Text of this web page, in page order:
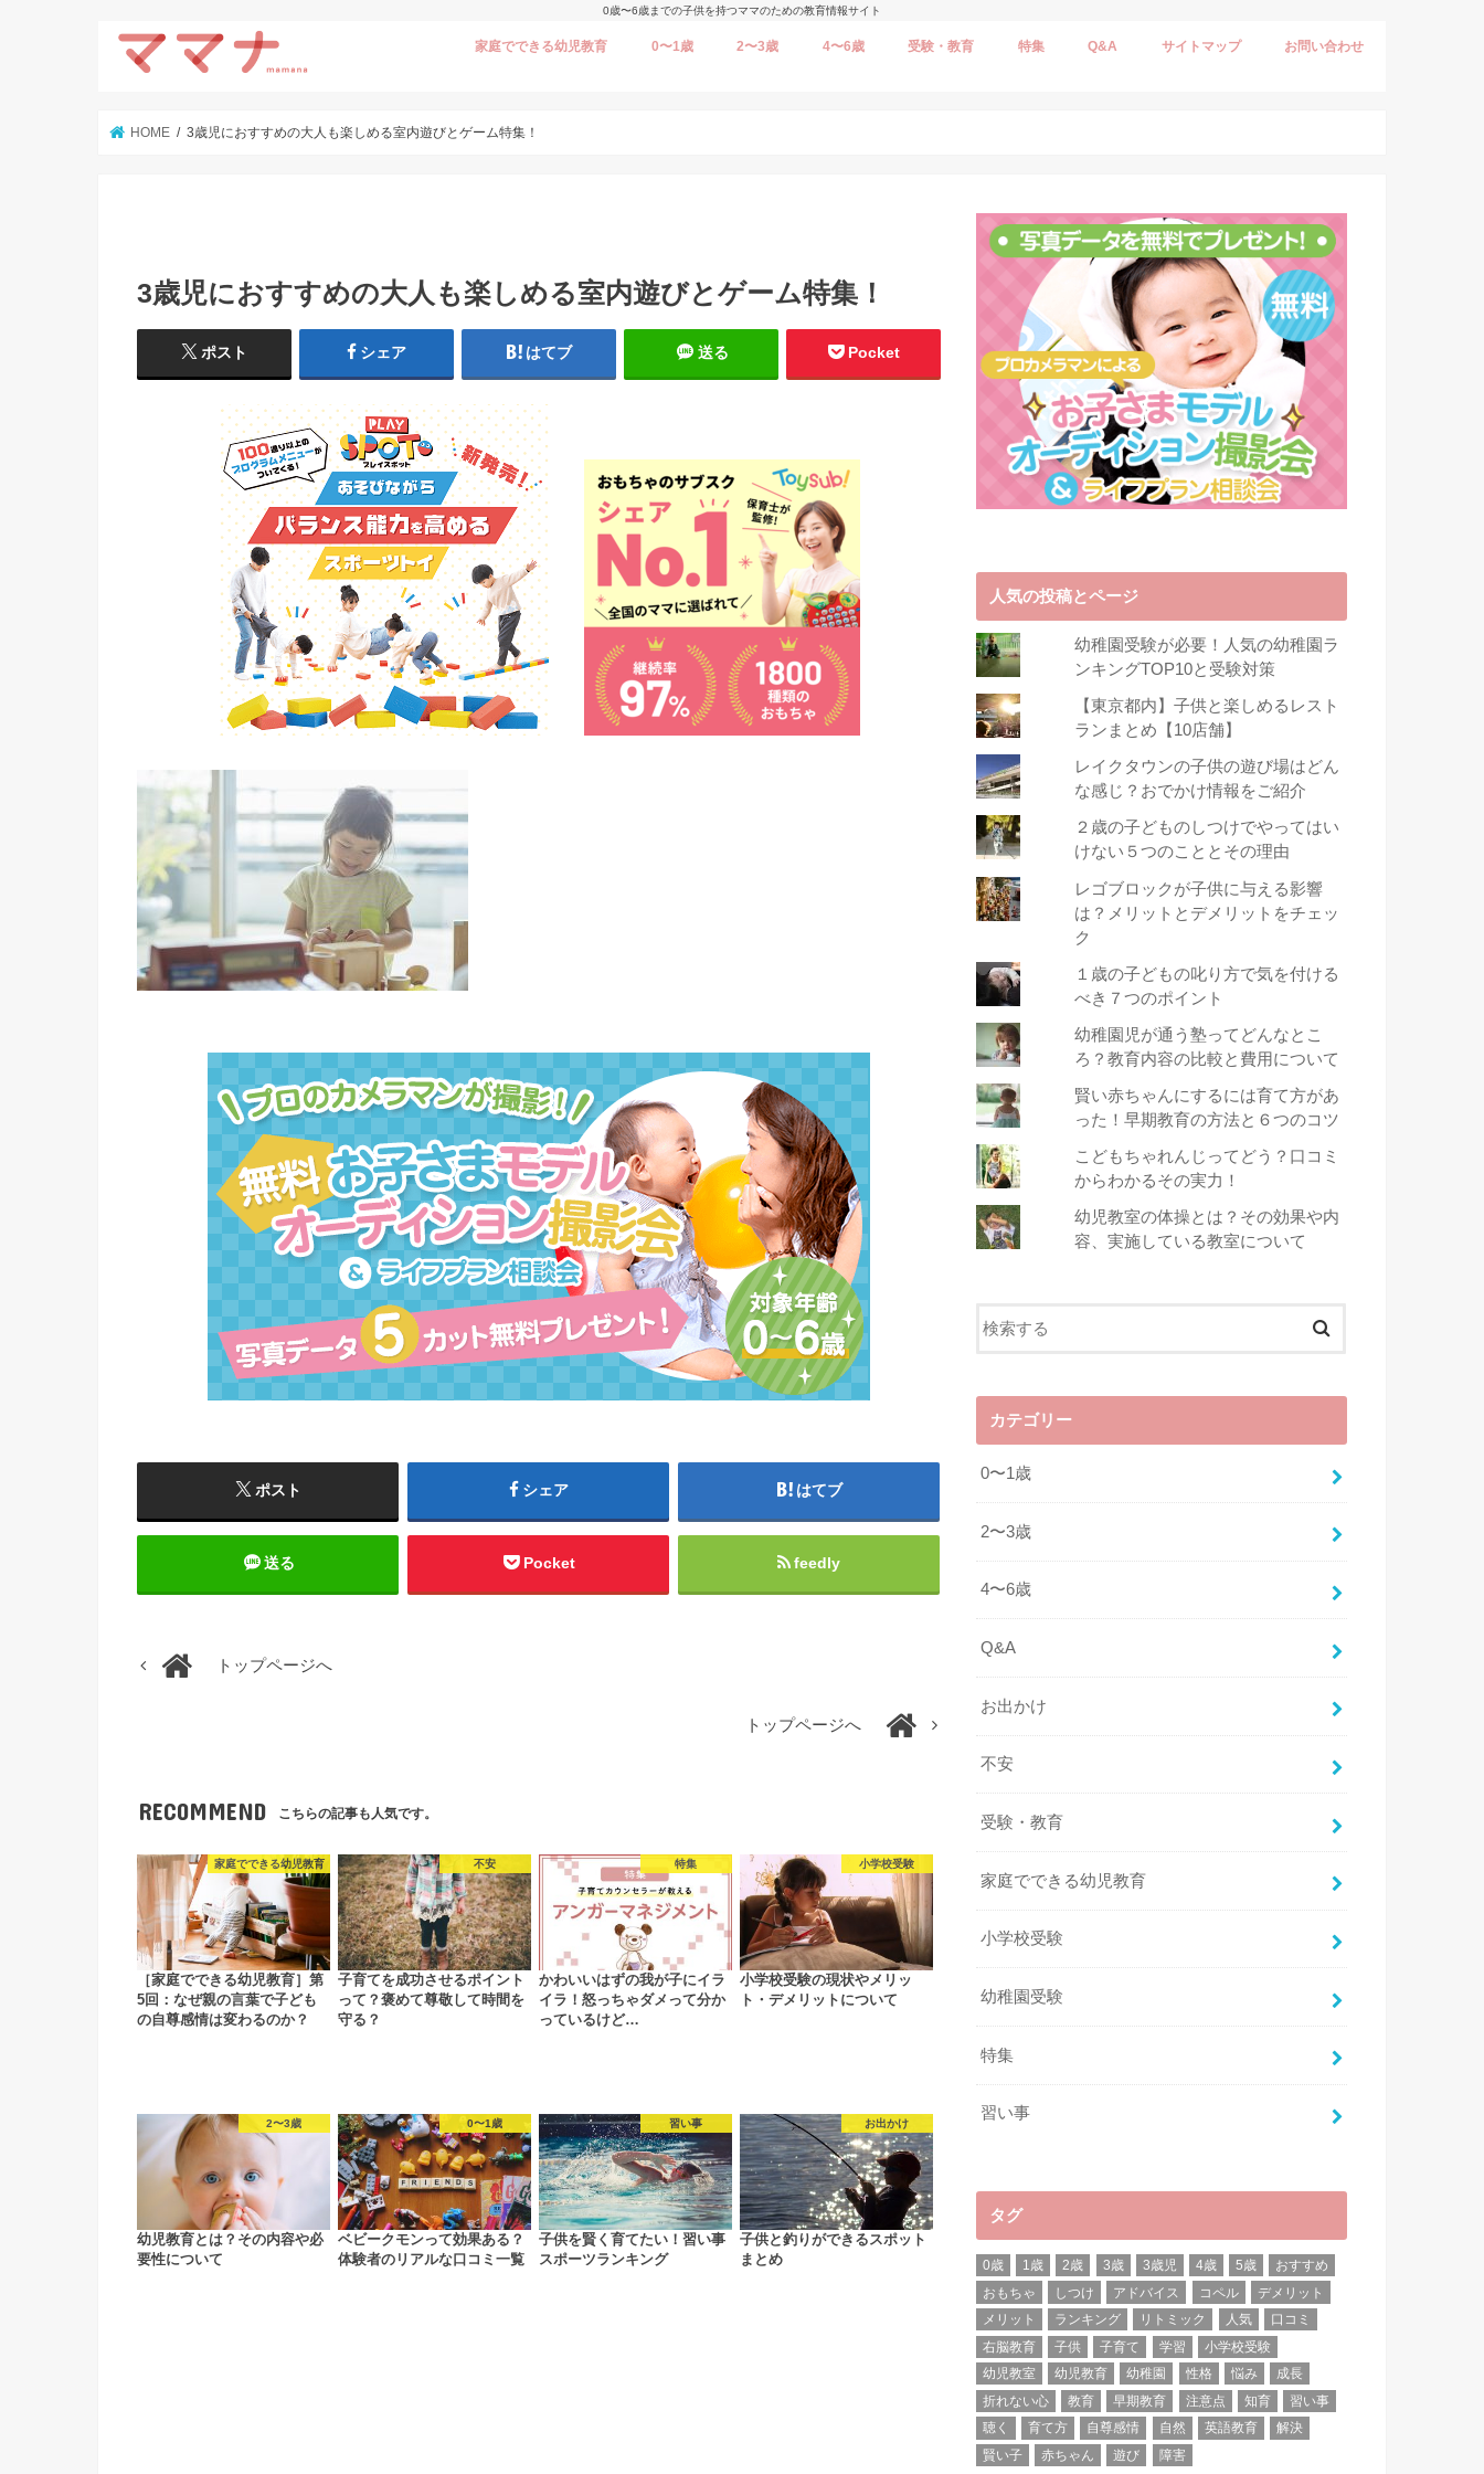
0歳〜6歳までの子供を持つママのための教育情報サイト
家庭でできる幼児教育 0〜1歳 2〜3歳 4〜6歳 受験・教育 特集 Q&A サイトマップ お問い合わせ
HOME 3歳児におすすめの大人も楽しめる室内遊びとゲーム特集！
3歳児におすすめの大人も楽しめる室内遊びとゲーム特集！
ポスト シェア はてブ 送る Pocket
ポスト シェア はてブ
送る Pocket feedly
トップページへ
トップページへ
RECOMMEND こちらの記事も人気です。
家庭でできる幼児教育
［家庭でできる幼児教育］第
5回：なぜ親の言葉で子ども
の自尊感情は変わるのか？
不安
子育てを成功させるポイント
って？褒めて尊敬して時間を
守る？
特集
かわいいはずの我が子にイラ
イラ！怒っちゃダメって分か
っているけど…
小学校受験
小学校受験の現状やメリッ
ト・デメリットについて
2〜3歳
幼児教育とは？その内容や必
要性について
0〜1歳
ベビークモンって効果ある？
体験者のリアルな口コミ一覧
習い事
子供を賢く育てたい！習い事
スポーツランキング
お出かけ
子供と釣りができるスポット
まとめ
人気の投稿とページ
幼稚園受験が必要！人気の幼稚園ラ
ンキングTOP10と受験対策
【東京都内】子供と楽しめるレスト
ランまとめ【10店舗】
レイクタウンの子供の遊び場はどん
な感じ？おでかけ情報をご紹介
２歳の子どものしつけでやってはい
けない５つのこととその理由
レゴブロックが子供に与える影響
は？メリットとデメリットをチェッ
ク
１歳の子どもの叱り方で気を付ける
べき７つのポイント
幼稚園児が通う塾ってどんなとこ
ろ？教育内容の比較と費用について
賢い赤ちゃんにするには育て方があ
った！早期教育の方法と６つのコツ
こどもちゃれんじってどう？口コミ
からわかるその実力！
幼児教室の体操とは？その効果や内
容、実施している教室について
カテゴリー
0〜1歳
2〜3歳
4〜6歳
Q&A
お出かけ
不安
受験・教育
家庭でできる幼児教育
小学校受験
幼稚園受験
特集
習い事
タグ
0歳 1歳 2歳 3歳 3歳児 4歳 5歳
おすすめ
おもちゃ
しつけ アドバイス コペル
デメリット
メリット
ランキング リトミック 人気
口コミ
右脳教育
子供 子育て 学習
小学校受験
幼児教室
幼児教育 幼稚園 性格 悩み
成長
折れない心
教育 早期教育 注意点 知育
習い事
聴く
育て方 自尊感情 自然 英語教育
解決
賢い子
赤ちゃん 遊び 障害